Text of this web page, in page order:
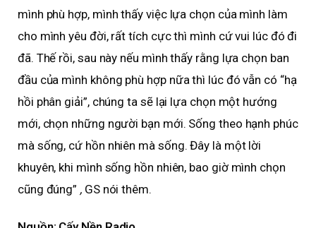
mình phù hợp, mình thấy việc lựa chọn của mình làm
cho mình yêu đời, rất tích cực thì mình cứ vui lúc đó đi
đã. Thế rồi, sau này nếu mình thấy rằng lựa chọn ban
đầu của mình không phù hợp nữa thì lúc đó vẫn có “hạ
hồi phân giải”, chúng ta sẽ lại lựa chọn một hướng
mới, chọn những người bạn mới. Sống theo hạnh phúc
mà sống, cứ hồn nhiên mà sống. Đây là một lời
khuyên, khi mình sống hồn nhiên, bao giờ mình chọn
cũng đúng” , GS nói thêm.